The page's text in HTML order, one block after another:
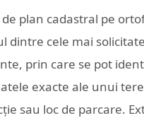
de plan cadastral pe
dintre cele mai solicitate
prin care se pot
exacte ale unui
sau loc de parcare.